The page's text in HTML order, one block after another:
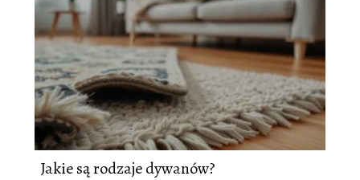
Jakie są rodzaje dywanów?